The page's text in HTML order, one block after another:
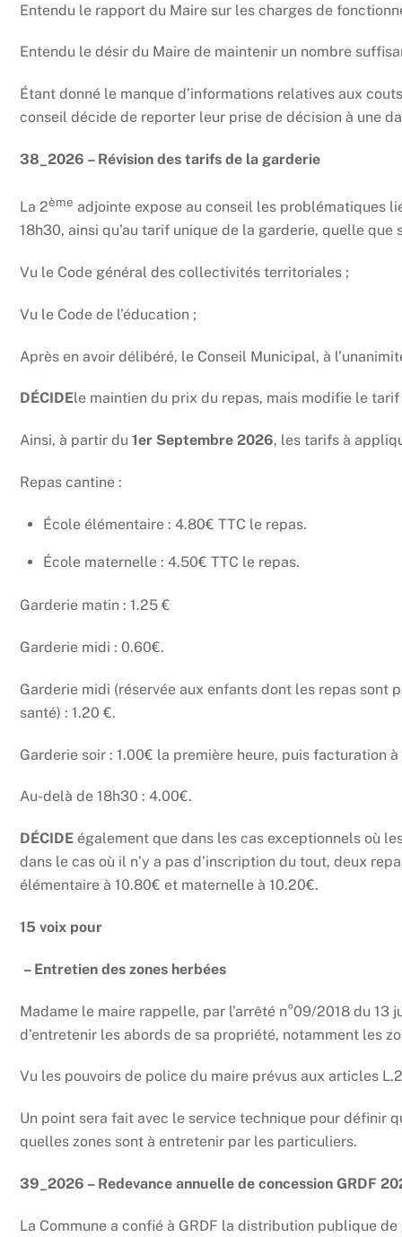
Entendu le rapport du Maire sur les charges de
Entendu le désir du Maire de maintenir un nombre
Étant donné le manque d’informations relatives aux
conseil décide de reporter leur prise de décision à une
38_2026 – Révision des tarifs de la garderie
La 2ème adjointe expose au conseil les problématiques
18h30, ainsi qu’au tarif unique de la garderie, quelle
Vu le Code général des collectivités territoriales ;
Vu le Code de l’éducation ;
Après en avoir délibéré, le Conseil Municipal, à
DÉCIDEle maintien du prix du repas, mais modifie le
Ainsi, à partir du1er Septembre 2026, les tarifs à
Repas cantine :
École élémentaire : 4.80€ TTC le repas.
École maternelle : 4.50€ TTC le repas.
Garderie matin : 1.25 €
Garderie midi : 0.60€.
Garderie midi (réservée aux enfants dont les repas sont
santé) : 1.20 €.
Garderie soir : 1.00€ la première heure, puis facturation
Au-delà de 18h30 : 4.00€.
DÉCIDE également que dans les cas exceptionnels où
dans le cas où il n’y a pas d’inscription du tout, deux
élémentaire à 10.80€ et maternelle à 10.20€.
15 voix pour
– Entretien des zones herbées
Madame le maire rappelle, par l’arrêté n°09/2018 du 13
d’entretenir les abords de sa propriété, notamment les
Vu les pouvoirs de police du maire prévus aux articles
Un point sera fait avec le service technique pour définir
quelles zones sont à entretenir par les particuliers.
39_2026 – Redevance annuelle de concession GRDF
La Commune a confié à GRDF la distribution publique